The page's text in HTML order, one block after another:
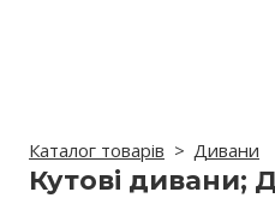
Каталог товарів Дивани
Кутові дивани;